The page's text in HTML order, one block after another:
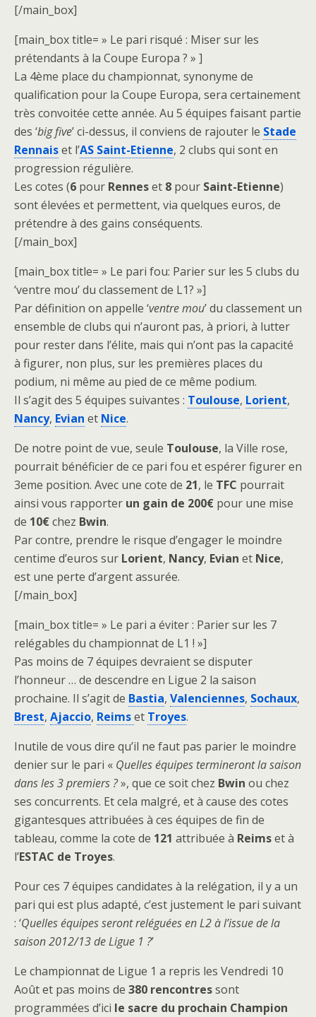
[/main_box]
[main_box title= » Le pari risqué : Miser sur les
prétendants à la Coupe Europa ? » ]
La 4ème place du championnat, synonyme de
qualification pour la Coupe Europa, sera certainement
très convoitée cette année. Au 5 équipes faisant partie
des ‘big five’ ci-dessus, il conviens de rajouter le Stade
Rennaiset l’AS Saint-Etienne, 2 clubs qui sont en
progression régulière.
Les cotes (6 pour Renneset 8 pour Saint-Etienne)
sont élevées et permettent, via quelques euros, de
prétendre à des gains conséquents.
[/main_box]
[main_box title= » Le pari fou: Parier sur les 5 clubs du
‘ventre mou’ du classement de L1? »]
Par définition on appelle ‘ventre mou’ du classement un
ensemble de clubs qui n’auront pas, à priori, à lutter
pour rester dans l’élite, mais qui n’ont pas la capacité
à figurer, non plus, sur les premières places du
podium, ni même au pied de ce même podium.
Il s’agit des 5 équipes suivantes : Toulouse, Lorient,
Nancy, Evian et Nice.
De notre point de vue, seule Toulouse, la Ville rose,
pourrait bénéficier de ce pari fou et espérer figurer en
3eme position. Avec une cote de 21, le TFC pourrait
ainsi vous rapporter un gain de 200€ pour une mise
de 10€chez Bwin.
Par contre, prendre le risque d’engager le moindre
centime d’euros sur Lorient, Nancy, Evian et Nice,
est une perte d’argent assurée.
[/main_box]
[main_box title= » Le pari a éviter : Parier sur les 7
relégables du championnat de L1 ! »]
Pas moins de 7 équipes devraient se disputer
l’honneur … de descendre en Ligue 2 la saison
prochaine. Il s’agit de Bastia, Valenciennes, Sochaux,
Brest, Ajaccio, Reimset Troyes.
Inutile de vous dire qu’il ne faut pas parier le moindre
denier sur le pari « Quelles équipes termineront la saison
dans les 3 premiers ?», que ce soit chez Bwin ou chez
ses concurrents. Et cela malgré, et à cause des cotes
gigantesques attribuées à ces équipes de fin de
tableau, comme la cote de 121 attribuée à Reimset à
l’ESTAC de Troyes.
Pour ces 7 équipes candidates à la relégation, il y a un
pari qui est plus adapté, c’est justement le pari suivant
: ‘Quelles équipes seront reléguées en L2 à l’issue de la
saison 2012/13 de Ligue 1 ?’
Le championnat de Ligue 1 a repris les Vendredi 10
Août et pas moins de 380 rencontressont
programmées d’ici le sacre du prochain Champion